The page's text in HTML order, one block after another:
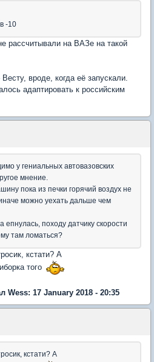
-10
рассчитывали на ВАЗе на такой
вроде, когда её запускали.
адаптировать к российским
у гениальных автовазовских
мнение.
пока из печки горячий воздух не
можно уехать дальше чем
епнулась, походу датчику скорости
там ломаться?
кстати? А
того
Wess: 17 January 2018 - 20:35
кстати? А